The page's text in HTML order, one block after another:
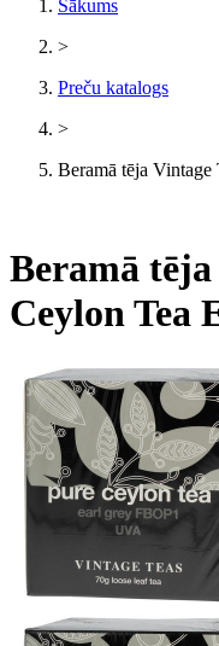
Sākums
>
Preču katalogs
>
Beramā tēja Vintage
Beramā tēja
Ceylon Tea